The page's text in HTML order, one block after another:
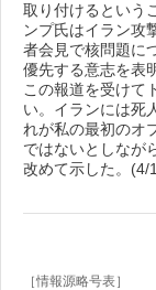
取り付けるという
ンプ氏はイラン攻
者会見で核問題に
優先する意志を表
この報道を受けて
い。イランには死
れが私の最初のオ
ではないとしなが
改めて示した。(4/
［情報源略号表］